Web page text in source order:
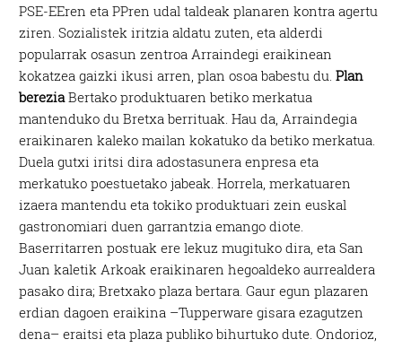
PSE-EEren eta PPren udal taldeak planaren kontra agertu
ziren. Sozialistek iritzia aldatu zuten, eta alderdi
popularrak osasun zentroa Arraindegi eraikinean
kokatzea gaizki ikusi arren, plan osoa babestu du.Plan
bereziaBertako produktuaren betiko merkatua
mantenduko du Bretxa berrituak. Hau da, Arraindegia
eraikinaren kaleko mailan kokatuko da betiko merkatua.
Duela gutxi iritsi dira adostasunera enpresa eta
merkatuko poestuetako jabeak. Horrela, merkatuaren
izaera mantendu eta tokiko produktuari zein euskal
gastronomiari duen garrantzia emango diote.
Baserritarren postuak ere lekuz mugituko dira, eta San
Juan kaletik Arkoak eraikinaren hegoaldeko aurrealdera
pasako dira; Bretxako plaza bertara. Gaur egun plazaren
erdian dagoen eraikina –Tupperware gisara ezagutzen
dena– eraitsi eta plaza publiko bihurtuko dute. Ondorioz,